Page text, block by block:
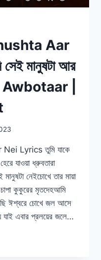
Aar
মানুষটা আর
|
Lyrics তুমি যাকে
যাওয়া ধ্রুবতারা
নেইচোখে তার মায়া
কুকুরের মৃতদেহআমি
ঈশ্বরে চোখে জল আসে
যাই এবার প্রলয়ের জলে…